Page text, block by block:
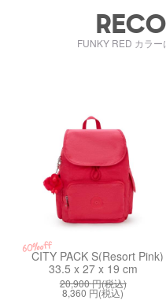
FUNKY RED カラ
60%off
CITY PACK S(Resort Pink)
33.5 x 27 x 19 cm
20,900円(税込)
8,360 円(税込)